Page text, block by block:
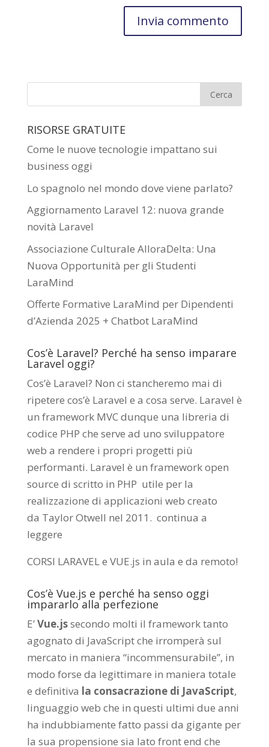
RISORSE GRATUITE
Come le nuove tecnologie impattano sui
business oggi
Lo spagnolo nel mondo dove viene parlato?
Aggiornamento Laravel 12: nuova grande
novità Laravel
Associazione Culturale AlloraDelta: Una
Nuova Opportunità per gli Studenti
LaraMind
Offerte Formative LaraMind per Dipendenti
d’Azienda 2025 + Chatbot LaraMind
Cos’è Laravel? Perché ha senso imparare
Laravel oggi?
Cos’è Laravel? Non ci stancheremo mai di
ripetere cos’è Laravel e a cosa serve. Laravel è
un framework MVC dunque una libreria di
codice PHP che serve ad uno sviluppatore
web a rendere i propri progetti più
performanti. Laravel è un framework open
source di scritto in PHP utile per la
realizzazione di applicazioni web creato
da Taylor Otwell nel 2011. continua a
leggere
CORSI LARAVEL e VUE.js in aula e da remoto!
Cos’è Vue.js e perché ha senso oggi
impararlo alla perfezione
E’Vue.jssecondo molti il framework tanto
agognato di JavaScript che irromperà sul
mercato in maniera “incommensurabile”, in
modo forse da legittimare in maniera totale
e definitiva la consacrazione di JavaScript,
linguaggio web che in questi ultimi due anni
ha indubbiamente fatto passi da gigante per
la sua propensione sia lato front end che